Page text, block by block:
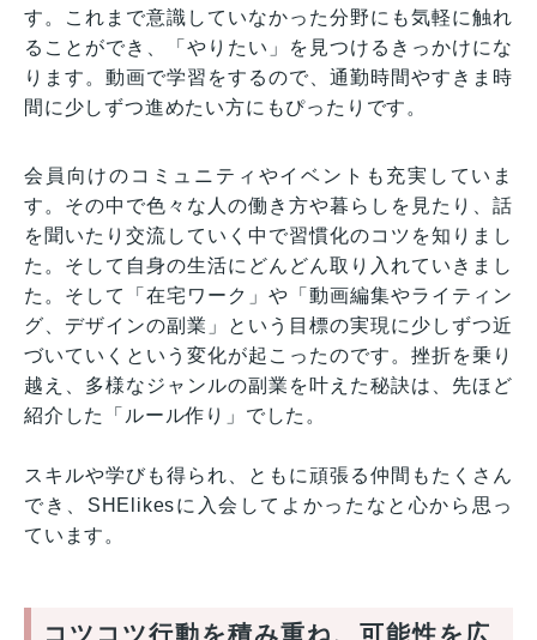
す。これまで意識していなかった分野にも気軽に触れ
ることができ、「やりたい」を見つけるきっかけにな
ります。動画で学習をするので、通勤時間やすきま時
間に少しずつ進めたい方にもぴったりです。
会員向けのコミュニティやイベントも充実していま
す。その中で色々な人の働き方や暮らしを見たり、話
を聞いたり交流していく中で習慣化のコツを知りまし
た。そして自身の生活にどんどん取り入れていきまし
た。そして「在宅ワーク」や「動画編集やライティン
グ、デザインの副業」という目標の実現に少しずつ近
づいていくという変化が起こったのです。挫折を乗り
越え、多様なジャンルの副業を叶えた秘訣は、先ほど
紹介した「ルール作り」でした。
スキルや学びも得られ、ともに頑張る仲間もたくさん
でき、SHElikesに入会してよかったなと心から思っ
ています。
コツコツ行動を積み重ね、可能性を広